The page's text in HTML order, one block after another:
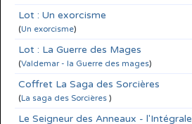
Lot : Un exorcisme
(Un exorcisme)
Lot : La Guerre des Mages
(Valdemar - la Guerre des mages)
Coffret La Saga des Sorcières
(La saga des Sorcières )
Le Seigneur des Anneaux - l'Intégrale